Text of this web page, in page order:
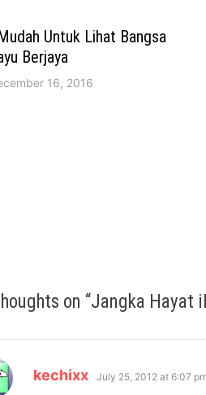
Untuk Lihat Bangsa
Berjaya
16, 2016
on “Jangka Hayat
kechixx says:
July 25, 2012 at 6:07